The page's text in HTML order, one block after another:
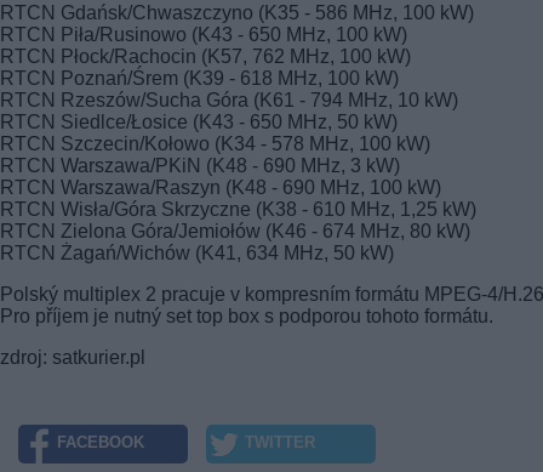
RTCN Gdańsk/Chwaszczyno (K35 - 586 MHz, 100 kW)
RTCN Piła/Rusinowo (K43 - 650 MHz, 100 kW)
RTCN Płock/Rachocin (K57, 762 MHz, 100 kW)
RTCN Poznań/Śrem (K39 - 618 MHz, 100 kW)
RTCN Rzeszów/Sucha Góra (K61 - 794 MHz, 10 kW)
RTCN Siedlce/Łosice (K43 - 650 MHz, 50 kW)
RTCN Szczecin/Kołowo (K34 - 578 MHz, 100 kW)
RTCN Warszawa/PKiN (K48 - 690 MHz, 3 kW)
RTCN Warszawa/Raszyn (K48 - 690 MHz, 100 kW)
RTCN Wisła/Góra Skrzyczne (K38 - 610 MHz, 1,25 kW)
RTCN Zielona Góra/Jemiołów (K46 - 674 MHz, 80 kW)
RTCN Żagań/Wichów (K41, 634 MHz, 50 kW)
Polský multiplex 2 pracuje v kompresním formátu MPEG-4/
Pro příjem je nutný set top box s podporou tohoto formátu.
zdroj: satkurier.pl
FACEBOOK TWITTER